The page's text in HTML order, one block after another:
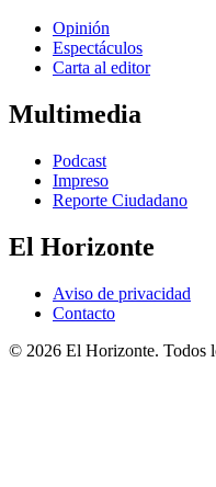
Opinión
Espectáculos
Carta al editor
Multimedia
Podcast
Impreso
Reporte Ciudadano
El Horizonte
Aviso de privacidad
Contacto
© 2026 El Horizonte. Todos